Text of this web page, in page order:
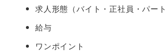
求人形態（バイト・正社員・パート
給与
ワンポイント